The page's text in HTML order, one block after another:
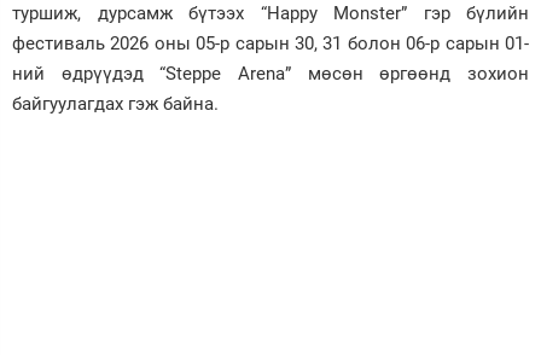
туршиж, дурсамж бүтээх “Happy Monster” гэр бүлийн
фестиваль 2026 оны 05-р сарын 30, 31 болон 06-р сарын 01-
ний өдрүүдэд “Steppe Arena” мөсөн өргөөнд зохион
байгуулагдах гэж байна.